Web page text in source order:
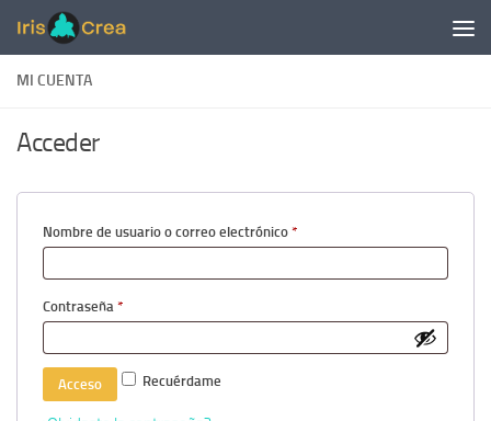
Saltar al contenido
MI CUENTA
Acceder
Nombre de usuario o correo electrónico *
Contraseña *
Recuérdame
Acceso